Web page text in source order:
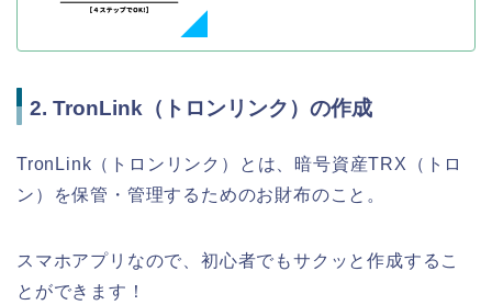
2. TronLink（トロンリンク）の作成
TronLink（トロンリンク）とは、暗号資産TRX（トロ
ン）を保管・管理するためのお財布のこと。
スマホアプリなので、初心者でもサクッと作成するこ
とができます！